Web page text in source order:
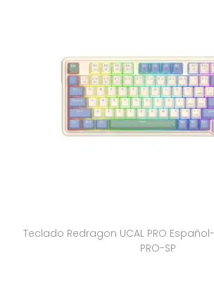
Teclado Redragon UCAL PRO
PRO-SP